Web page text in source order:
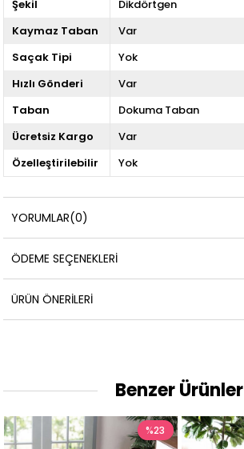
Şekil
Dikdörtgen
Kaymaz Taban
Var
Saçak Tipi
Yok
Hızlı Gönderi
Var
Taban
Dokuma Taban
Ücretsiz Kargo
Var
Özelleştirilebilir
Yok
YORUMLAR(0)
ÖDEME SEÇENEKLERI
ÜRÜN ÖNERILERI
Benzer Ürünler
%23 %23